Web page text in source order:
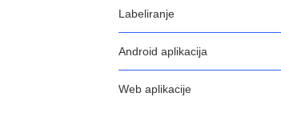
Labeliranje
Android aplikacija
Web aplikacije